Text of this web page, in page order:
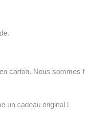
carton. Nous sommes
un cadeau original !